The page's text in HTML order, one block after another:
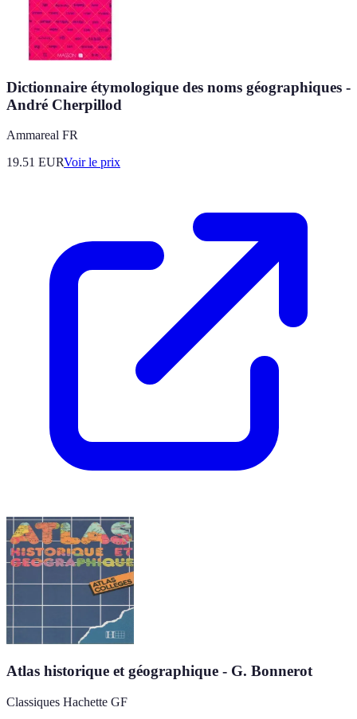
Dictionnaire étymologique des noms géographiques -
André Cherpillod
Ammareal FR
19.51 EURVoir le prix
Atlas historique et géographique - G. Bonnerot
Classiques Hachette GF